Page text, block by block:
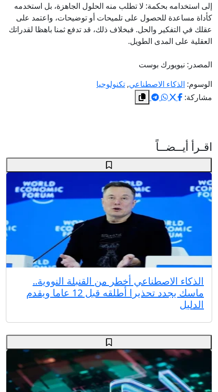
إلى استخدامه بحكمة: لا تطلب منه الحلول الجاهزة، بل استخدمه
كأداة مساعدة للحصول على تلميحات أو توضيحات، واعتمد على
عقلك في التفكير والحل. فبخلاف ذلك، قد تدفع ثمنا باهظا لقدراتك
العقلية على المدى الطويل.
المصدر: نيويورك بوست
الوسوم: الذكاء الاصطناعي , تكنولوجيا
مشاركة:
اقـرأ أيــضــاً
الذكاء الاصطناعي أخطر من القنبلة النووية..
ماسك يجدد تحذيرا أطلقه قبل 12 عاما ويقدم
الدليل